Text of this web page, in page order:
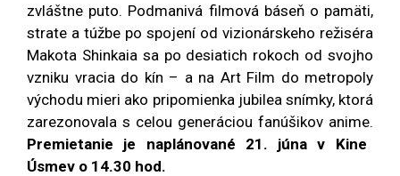
zvláštne puto. Podmanivá filmová báseň o pamäti,
strate a túžbe po spojení od vizionárskeho režiséra
Makota Shinkaia sa po desiatich rokoch od svojho
vzniku vracia do kín – a na Art Film do metropoly
východu mieri ako pripomienka jubilea snímky, ktorá
zarezonovala s celou generáciou fanúšikov anime.
Premietanie je naplánované 21. júna v Kine
Úsmev o 14.30 hod.